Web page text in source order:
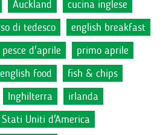
Auckland
cucina inglese
di tedesco
english breakfast
pesce d'aprile
primo aprile
english food
fish & chips
Inghilterra
irlanda
Stati Uniti d'America